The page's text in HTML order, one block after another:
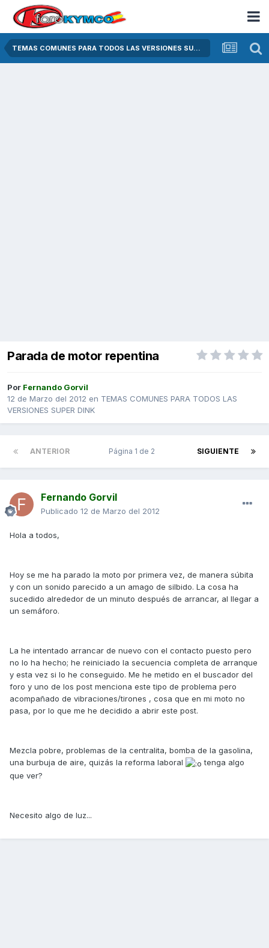
TEMAS COMUNES PARA TODOS LAS VERSIONES SUPER DINK
Parada de motor repentina
Por Fernando Gorvil
12 de Marzo del 2012 en TEMAS COMUNES PARA TODOS LAS
VERSIONES SUPER DINK
ANTERIOR SIGUIENTE
Página 1 de 2
Fernando Gorvil
Publicado 12 de Marzo del 2012
Hola a todos,
Hoy se me ha parado la moto por primera vez, de manera súbita
y con un sonido parecido a un amago de silbido. La cosa ha
sucedido alrededor de un minuto después de arrancar, al llegar a
un semáforo.
La he intentado arrancar de nuevo con el contacto puesto pero
no lo ha hecho; he reiniciado la secuencia completa de arranque
y esta vez si lo he conseguido. Me he metido en el buscador del
foro y uno de los post menciona este tipo de problema pero
acompañado de vibraciones/tirones , cosa que en mi moto no
pasa, por lo que me he decidido a abrir este post.
Mezcla pobre, problemas de la centralita, bomba de la gasolina,
una burbuja de aire, quizás la reforma laboral
tenga algo
que ver?
Necesito algo de luz...